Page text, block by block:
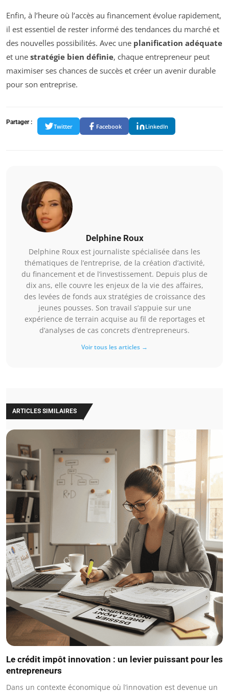
Enfin, à l’heure où l’accès au financement évolue rapidement,
il est essentiel de rester informé des tendances du marché et
des nouvelles possibilités. Avec une planification adéquate
et une stratégie bien définie, chaque entrepreneur peut
maximiser ses chances de succès et créer un avenir durable
pour son entreprise.
Partager :
Twitter Facebook LinkedIn
Delphine Roux
Delphine Roux est journaliste spécialisée dans les
thématiques de l’entreprise, de la création d’activité,
du financement et de l’investissement. Depuis plus de
dix ans, elle couvre les enjeux de la vie des affaires,
des levées de fonds aux stratégies de croissance des
jeunes pousses. Son travail s’appuie sur une
expérience de terrain acquise au fil de reportages et
d’analyses de cas concrets d’entrepreneurs.
Voir tous les articles →
ARTICLES SIMILAIRES
Le crédit impôt innovation : un levier puissant pour les
entrepreneurs
Dans un contexte économique où l’innovation est devenue un